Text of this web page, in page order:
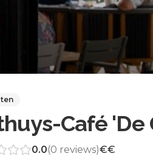
Café 'De
0.0(0 reviews)€€